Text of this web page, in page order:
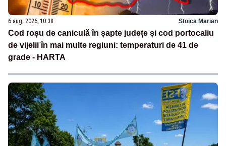
6 aug. 2026, 10:38 Stoica Marian
Cod roșu de caniculă în șapte județe și cod portocaliu
de vijelii în mai multe regiuni: temperaturi de 41 de
grade - HARTA